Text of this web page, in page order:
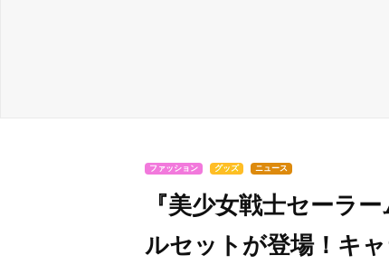
ファッション グッズ ニュース
『美少女戦士セーラ
ルセットが登場！キ